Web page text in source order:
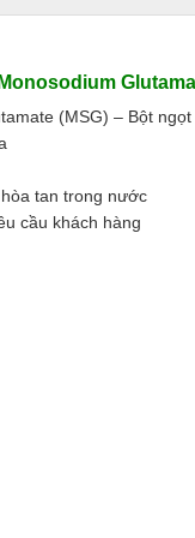
(MSG) – Bột ngọt
tan trong nước
cầu khách hàng